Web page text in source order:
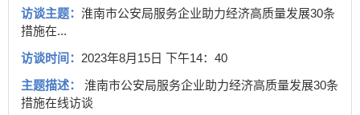
访谈主题： 淮南市公安局服务企业助力经济高质量发展30条
措施在...
访谈时间： 2023年8月15日 下午14：40
主题描述：
淮南市公安局服务企业助力经济高质量发展30条
措施在线访谈